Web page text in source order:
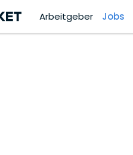
Arbeitgeber Jobs